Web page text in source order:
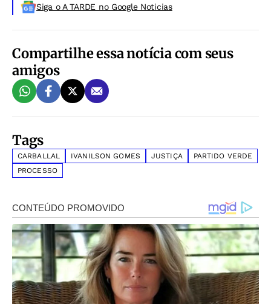
Siga o A TARDE no Google Noticias
Compartilhe essa notícia com seus
amigos
Tags
CARBALLAL IVANILSON GOMES JUSTIÇA
PARTIDO VERDE
PROCESSO